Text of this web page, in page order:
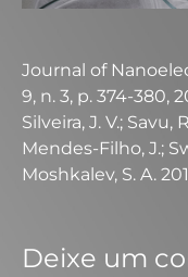
Journal of
9, n. 3, p. 374-380,
Silveira, J. V.; Savu,
Mendes-Filho, J.;
Moshkalev, S. A.
Deixe um